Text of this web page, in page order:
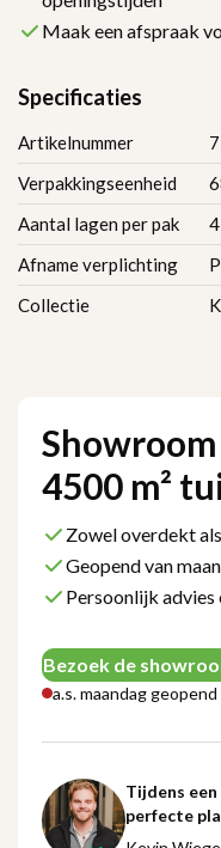
Maak een afspraak
Specificaties
Artikelnummer
Verpakkingseenheid
Aantal lagen per pak
Afname verplichting
Collectie
4500 m²
Zowel overdekt
Geopend van
Persoonlijk advies
Bezoek de
a.s. maandag
Tijdens
perfecte